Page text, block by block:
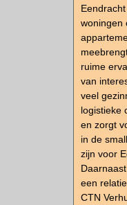
woningen
ruime
van
veel
logistieke
en zorgt
in de
zijn voor
een
CTN